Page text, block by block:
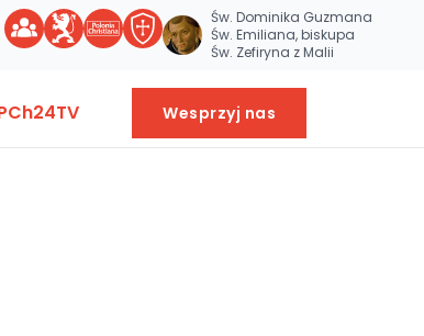
Św. Dominika Guzmana
Św. Emiliana, biskupa
Św. Zefiryna z Malii
Wesprzyj nas